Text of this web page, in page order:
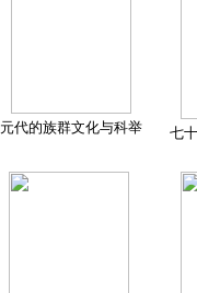
元代的族群文化与科举 七